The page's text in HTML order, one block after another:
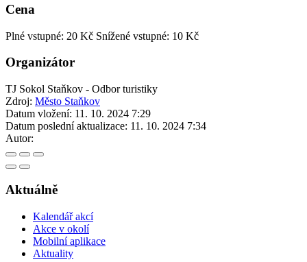
Cena
Plné vstupné: 20 Kč Snížené vstupné: 10 Kč
Organizátor
TJ Sokol Staňkov - Odbor turistiky
Zdroj: Město Staňkov
Datum vložení: 11. 10. 2024 7:29
Datum poslední aktualizace: 11. 10. 2024 7:34
Autor:
Aktuálně
Kalendář akcí
Akce v okolí
Mobilní aplikace
Aktuality